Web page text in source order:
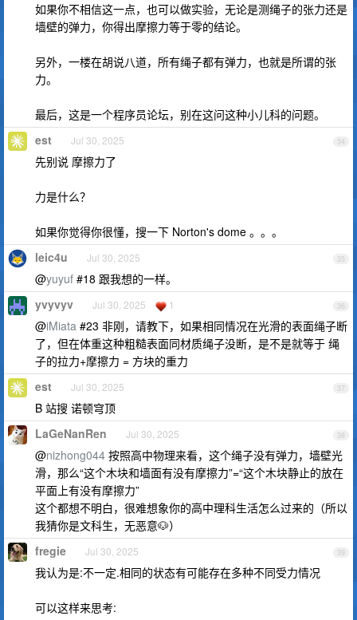
如果你不相信这一点，也可以做实验，无论是测绳子的张力还是
墙壁的弹力，你得出摩擦力等于零的结论。
另外，一楼在胡说八道，所有绳子都有弹力，也就是所谓的张
力。
最后，这是一个程序员论坛，别在这问这种小儿科的问题。
34
est Jul 30, 2025
先别说 摩擦力了
力是什么？
如果你觉得你很懂，搜一下 Norton's dome 。。。
35
leic4u Jul 30, 2025
@yuyuf #18 跟我想的一样。
36
yvyvyv Jul 30, 2025 1
@iMiata #23 非刚，请教下，如果相同情况在光滑的表面绳子断
了，但在体重这种粗糙表面同材质绳子没断，是不是就等于 绳
子的拉力+摩擦力 = 方块的重力
37
est Jul 30, 2025
B 站搜 诺顿穹顶
38
LaGeNanRen Jul 30, 2025
@nizhong044 按照高中物理来看，这个绳子没有弹力，墙壁光
滑，那么“这个木块和墙面有没有摩擦力”=“这个木块静止的放在
平面上有没有摩擦力”
这个都想不明白，很难想象你的高中理科生活怎么过来的（所以
我猜你是文科生，无恶意🐶）
39
fregie Jul 30, 2025
我认为是:不一定.相同的状态有可能存在多种不同受力情况
可以这样来思考: